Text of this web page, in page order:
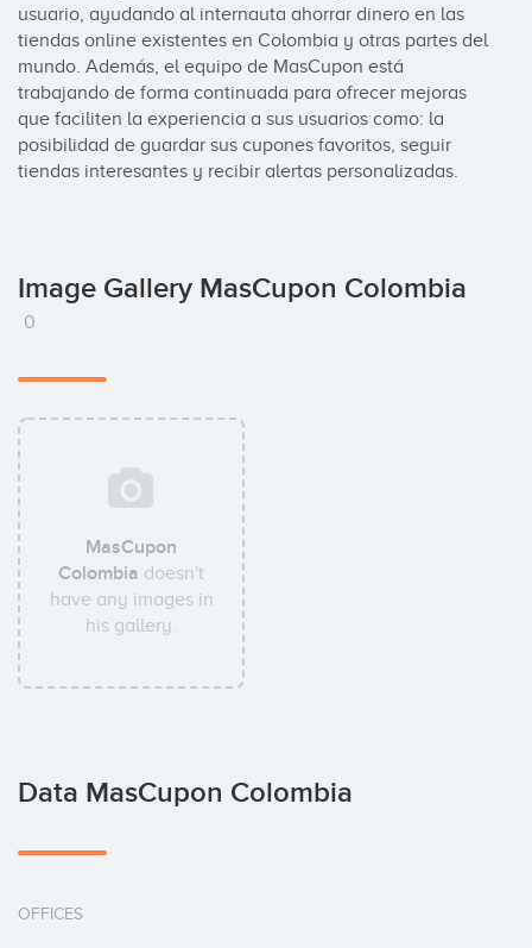
usuario, ayudando al internauta ahorrar dinero en las
tiendas online existentes en Colombia y otras partes del
mundo. Además, el equipo de MasCupon está
trabajando de forma continuada para ofrecer mejoras
que faciliten la experiencia a sus usuarios como: la
posibilidad de guardar sus cupones favoritos, seguir
tiendas interesantes y recibir alertas personalizadas.
Image Gallery MasCupon Colombia
0
MasCupon
Colombia doesn't
have any images in
his gallery.
Data MasCupon Colombia
OFFICES